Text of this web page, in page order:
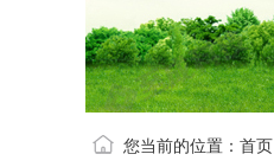
您当前的位置： 首页